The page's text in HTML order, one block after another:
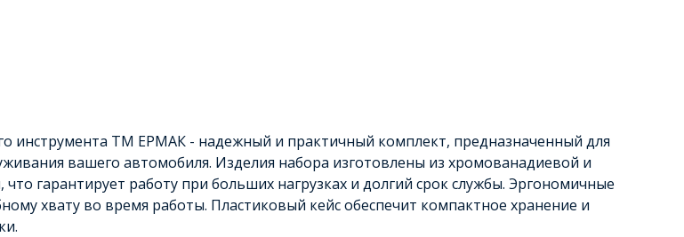
инструмента ТМ ЕРМАК - надежный и практичный комплект, предназначенный для
вашего автомобиля. Изделия набора изготовлены из хромованадиевой и
что гарантирует работу при больших нагрузках и долгий срок службы. Эргономичные
хвату во время работы. Пластиковый кейс обеспечит компактное хранение и